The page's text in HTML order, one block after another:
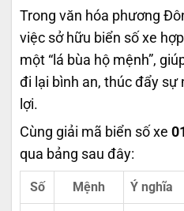
Trong văn hóa phương
việc sở hữu biển số xe
một “lá bùa hộ mệnh”,
đi lại bình an, thúc đẩy
lợi.
Cùng giải mã biển số xe
qua bảng sau đây:
Số Mệnh Ý nghĩa